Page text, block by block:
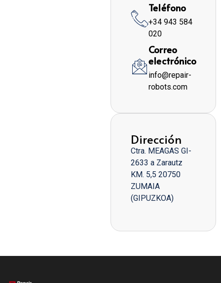
Teléfono
+34 943 584
020
Correo
electrónico
info@repair-
robots.com
Dirección
Ctra. MEAGAS GI-
2633 a Zarautz
KM. 5,5 20750
ZUMAIA
(GIPUZKOA)